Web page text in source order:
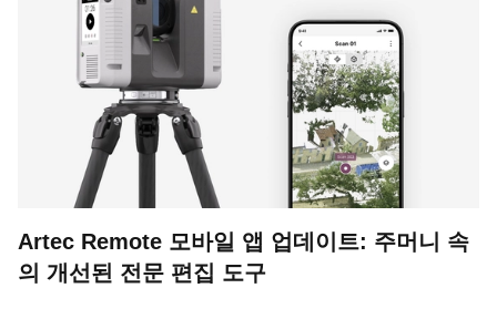
Artec Remote 모바일 앱 업데이트: 주머니 속
의 개선된 전문 편집 도구